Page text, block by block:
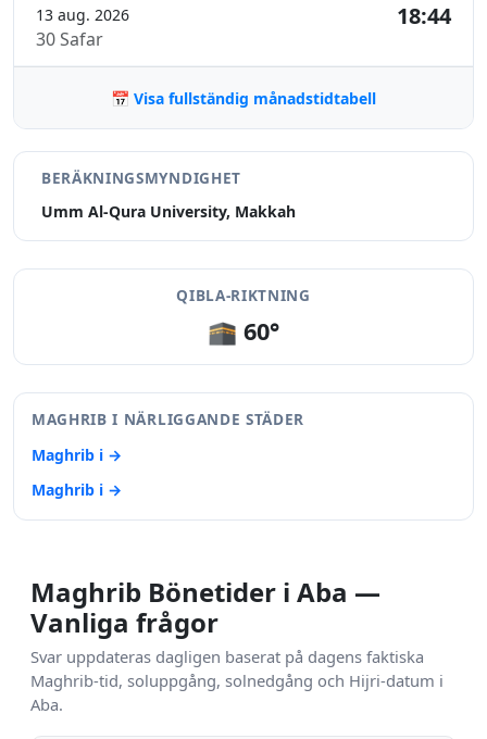
13 aug. 2026
30 Safar
18:44
📅 Visa fullständig månadstidtabell
BERÄKNINGSMYNDIGHET
Umm Al-Qura University, Makkah
QIBLA-RIKTNING
🕋 60°
MAGHRIB I NÄRLIGGANDE STÄDER
Maghrib i →
Maghrib i →
Maghrib Bönetider i Aba —
Vanliga frågor
Svar uppdateras dagligen baserat på dagens faktiska
Maghrib-tid, soluppgång, solnedgång och Hijri-datum i
Aba.